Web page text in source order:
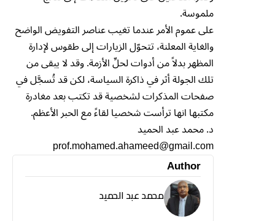
ملموسة.
على عموم الأمر عندما تغيب عناصر التفويض الواضح
والغاية المعلنة، تتحوّل الزيارات إلى طقوس لإدارة
المظهر بدلاً من أدوات لحلِّ الأزمة. وقد لا يبقى من
تلك الجولة أثر في ذاكرة السياسة، لكن قد تُسجَّل في
صفحات المذكرات لشخصية قد تكتب بعد مغادرة
مكتبها انها ترأست شخصيا لقاءً مع الحبر الأعظم.
د. محمد عبد الحميد
prof.mohamed.ahameed@gmail.com
Author
محمد عبد الحميد